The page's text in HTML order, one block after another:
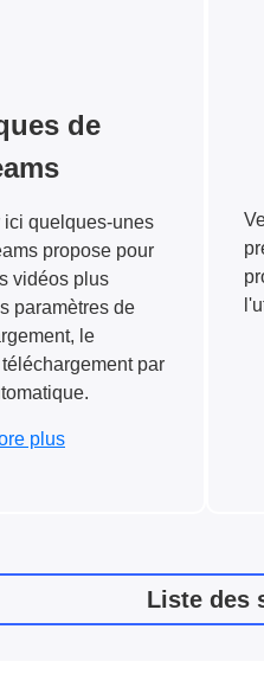
de
ici quelques-unes
propose pour
vidéos plus
paramètres de
le
par
plus
Liste des